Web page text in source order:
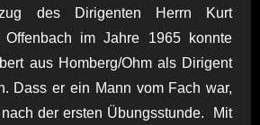
des Dirigenten Herrn Kurt
Offenbach im Jahre 1965 konnte
aus Homberg/Ohm als Dirigent
Dass er ein Mann vom Fach war,
der ersten Übungsstunde. Mit